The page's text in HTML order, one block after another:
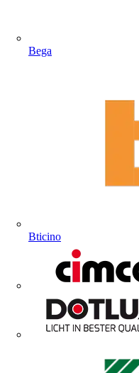
Bega
Bticino